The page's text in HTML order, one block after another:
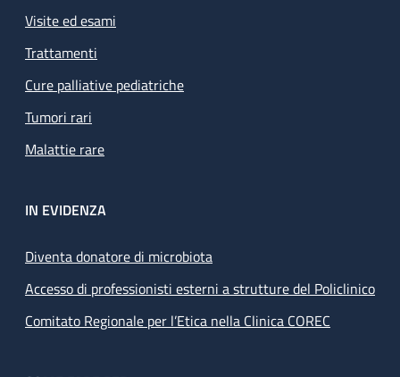
Visite ed esami
Trattamenti
Cure palliative pediatriche
Tumori rari
Malattie rare
IN EVIDENZA
Diventa donatore di microbiota
Accesso di professionisti esterni a strutture del Policlinico
Comitato Regionale per l’Etica nella Clinica COREC